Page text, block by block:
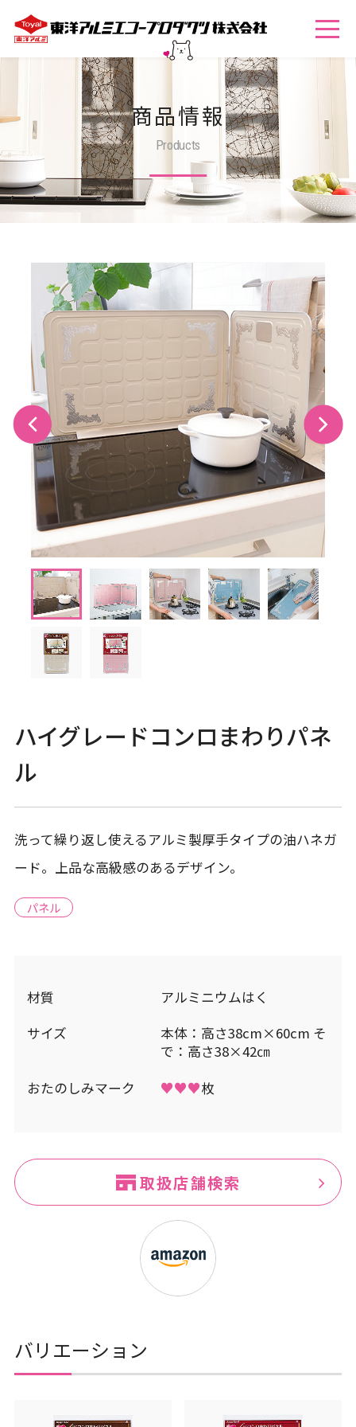
商品情報
Products
ハイグレードコンロまわりパネ
ル
洗って繰り返し使えるアルミ製厚手タイプの油ハネガ
ード。上品な高級感のあるデザイン。
パネル
材質
アルミニウムはく
サイズ
本体：高さ38cm×60cm そ
で：高さ38×42㎝
おたのしみマーク
♥♥♥枚
取扱店舗検索
バリエーション